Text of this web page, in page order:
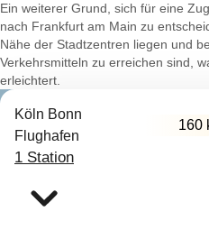
Ein weiterer Grund, sich für eine
nach Frankfurt am Main zu
Nähe der Stadtzentren liegen und
Verkehrsmitteln zu erreichen sind,
erleichtert.
Köln Bonn
Flughafen
160
1 Station